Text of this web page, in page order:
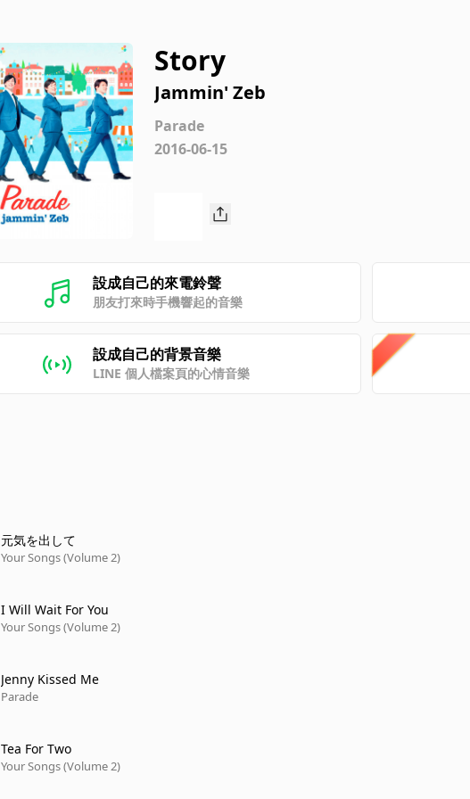
Story
Jammin' Zeb
Parade
2016-06-15
設成自己的來電鈴聲
朋友打來時手機響起的音樂
設成自己的背景音樂
LINE 個人檔案頁的心情音樂
元気を出して
Your Songs (Volume 2)
I Will Wait For You
Your Songs (Volume 2)
Jenny Kissed Me
Parade
Tea For Two
Your Songs (Volume 2)